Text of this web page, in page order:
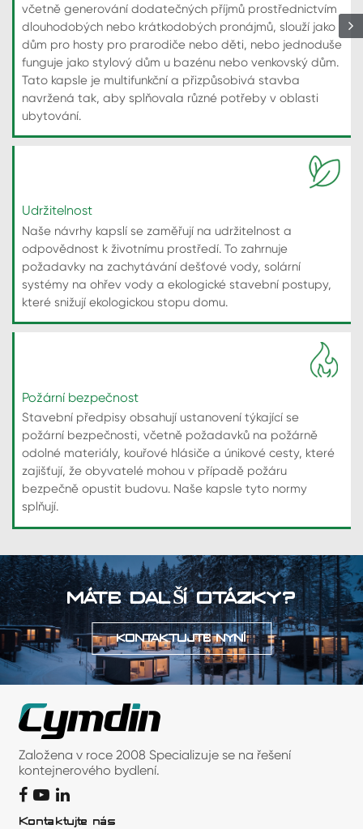
včetně generování dodatečných příjmů prostřednictvím
dlouhodobých nebo krátkodobých pronájmů, slouží jako
dům pro hosty pro prarodiče nebo děti, nebo jednoduše
funguje jako stylový dům u bazénu nebo venkovský dům.
Tato kapsle je multifunkční a přizpůsobivá stavba
navržená tak, aby splňovala různé potřeby v oblasti
ubytování.
Udržitelnost
Naše návrhy kapslí se zaměřují na udržitelnost a
odpovědnost k životnímu prostředí. To zahrnuje
požadavky na zachytávání dešťové vody, solární
systémy na ohřev vody a ekologické stavební postupy,
které snižují ekologickou stopu domu.
Požární bezpečnost
Stavební předpisy obsahují ustanovení týkající se
požární bezpečnosti, včetně požadavků na požárně
odolné materiály, kouřové hlásiče a únikové cesty, které
zajišťují, že obyvatelé mohou v případě požáru
bezpečně opustit budovu. Naše kapsle tyto normy
splňují.
MÁTE DALŠÍ OTÁZKY?
KONTAKTUJTE NYNÍ
Založena v roce 2008 Specializuje se na řešení
kontejnerového bydlení.
Kontaktujte nás